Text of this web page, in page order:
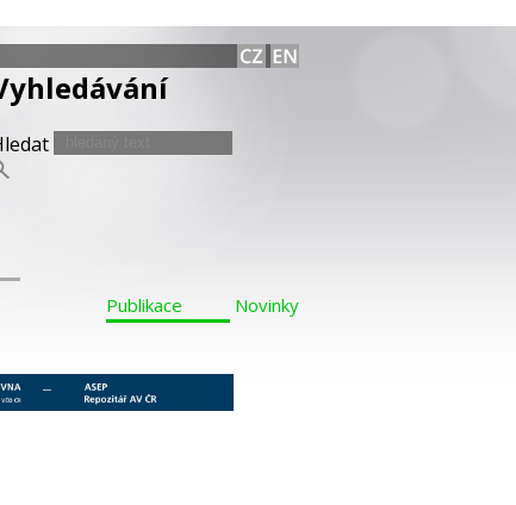
Publikace Novinky